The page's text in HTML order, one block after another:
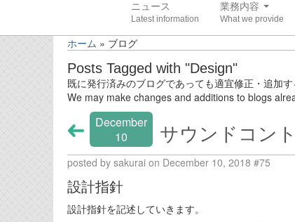
ニュース 業務内容
ホーム » ブログ
Posts Tagged with "Design"
既に発行済みのブログであっても適宜修正・追加す
We may make changes and additions to blogs
December
10
サウンドコン
posted by sakurai on December 10, 2018 #75
設計指針
設計指針を記述していきます。